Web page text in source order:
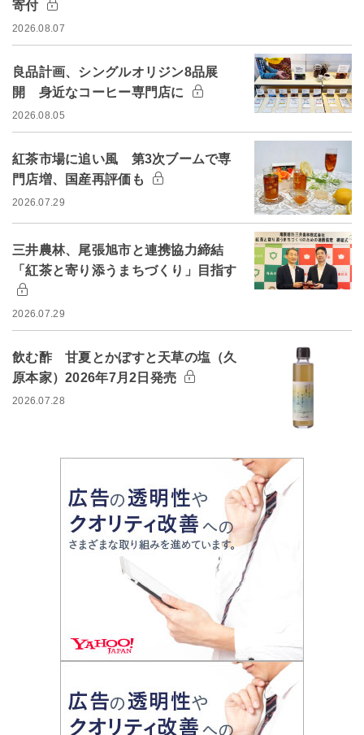
寄付
2026.08.07
良品計画、シングルオリジン8品展
開 身近なコーヒー専門店に
2026.08.05
紅茶市場に追い風 第3次ブームで専
門店増、国産再評価も
2026.07.29
三井農林、尾張旭市と連携協力締結
「紅茶と寄り添うまちづくり」目指す
2026.07.29
飲む酢 甘夏とかぼすと天草の塩（久
原本家）2026年7月2日発売
2026.07.28